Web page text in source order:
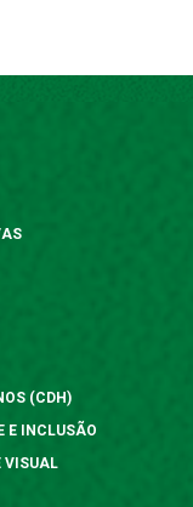
(CDH)
E INCLUSÃO
VISUAL